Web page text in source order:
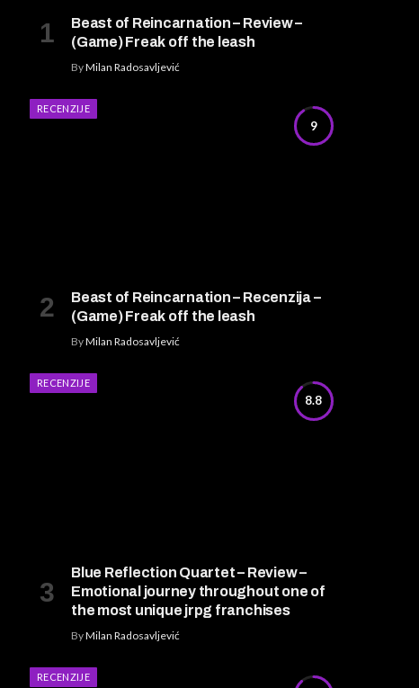
Beast of Reincarnation – Review –
(Game) Freak off the leash
ByMilan Radosavljević
9
RECENZIJE
Beast of Reincarnation – Recenzija –
(Game) Freak off the leash
ByMilan Radosavljević
8.8
RECENZIJE
Blue Reflection Quartet – Review –
Emotional journey throughout one of
the most unique jrpg franchises
ByMilan Radosavljević
RECENZIJE